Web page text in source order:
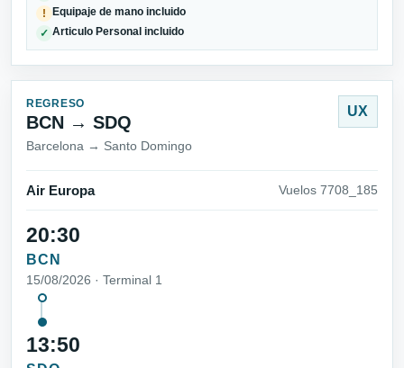
! Equipaje de mano incluido
✓ Articulo Personal incluido
REGRESO
BCN → SDQ
Barcelona → Santo Domingo
UX
Air Europa Vuelos 7708_185
20:30
BCN
15/08/2026 · Terminal 1
13:50